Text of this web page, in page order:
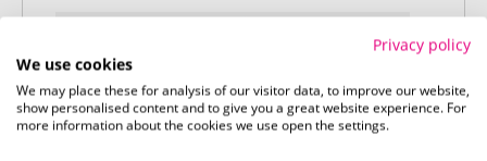
Schritt 1:
Privacy policy
We use cookies
We may place these for analysis of our visitor data, to improve our website,
show personalised content and to give you a great website experience. For
more information about the cookies we use open the settings.